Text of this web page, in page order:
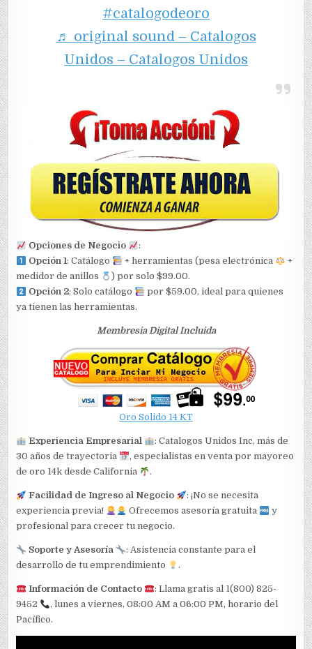
#catalogodeoro
♬ original sound – Catalogos
Unidos – Catalogos Unidos
Opciones de Negocio
:
Opción 1: Catálogo + herramientas (pesa electrónica
+
medidor de anillos
) por solo $99.00.
Opción 2: Solo catálogo
por $59.00, ideal para quienes
ya tienen las herramientas.
Membresia Digital Incluida
Oro Solido 14 KT
Experiencia Empresarial
: Catalogos Unidos Inc, más de
30 años de trayectoria
, especialistas en venta por mayoreo
de oro 14k desde California
.
Facilidad de Ingreso al Negocio
: ¡No se necesita
experiencia previa!
Ofrecemos asesoría gratuita
y
profesional para crecer tu negocio.
Soporte y Asesoría
: Asistencia constante para el
desarrollo de tu emprendimiento
.
Información de Contacto
: Llama gratis al 1(800) 825-
9452
, lunes a viernes, 08:00 AM a 06:00 PM, horario del
Pacífico.